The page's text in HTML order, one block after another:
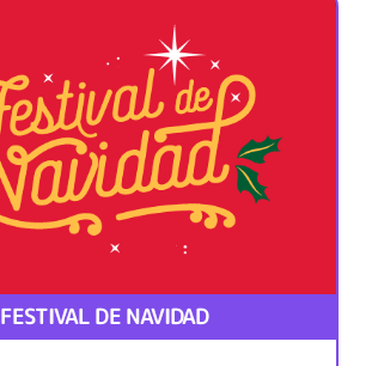
FESTIVAL DE NAVIDAD